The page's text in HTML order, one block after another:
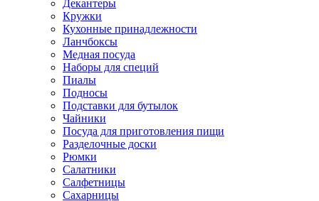
Декантеры
Кружки
Кухонные принадлежности
Ланчбоксы
Медная посуда
Наборы для специй
Пиалы
Подносы
Подставки для бутылок
Чайники
Посуда для приготовления пищи
Разделочные доски
Рюмки
Салатники
Салфетницы
Сахарницы